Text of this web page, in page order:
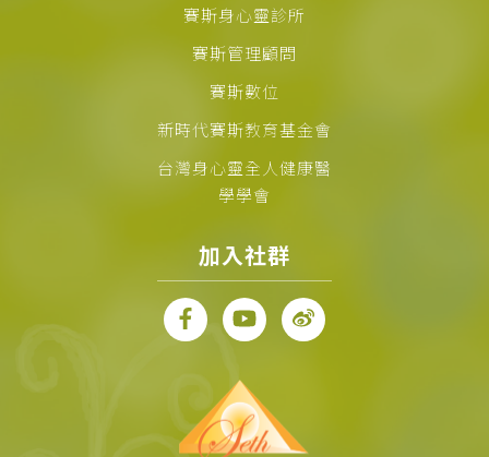
賽斯身心靈診所
賽斯管理顧問
賽斯數位
新時代賽斯教育基金會
台灣身心靈全人健康醫
學學會
加入社群